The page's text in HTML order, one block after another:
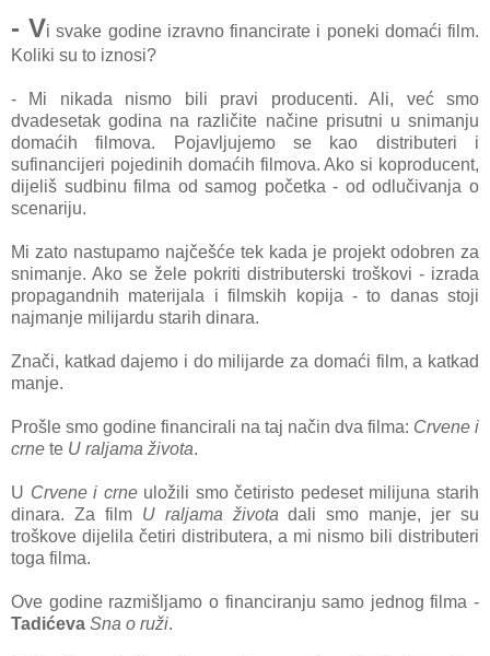
- Vi svake godine izravno financirate i poneki domaći film.
Koliki su to iznosi?
- Mi nikada nismo bili pravi producenti. Ali, već smo
dvadesetak godina na različite načine prisutni u snimanju
domaćih filmova. Pojavljujemo se kao distributeri i
sufinancijeri pojedinih domaćih filmova. Ako si koproducent,
dijeliš sudbinu filma od samog početka - od odlučivanja o
scenariju.
Mi zato nastupamo najčešće tek kada je projekt odobren za
snimanje. Ako se žele pokriti distributerski troškovi - izrada
propagandnih materijala i filmskih kopija - to danas stoji
najmanje milijardu starih dinara.
Znači, katkad dajemo i do milijarde za domaći film, a katkad
manje.
Prošle smo godine financirali na taj način dva filma: Crvene i
crne te U raljama života.
U Crvene i crneuložili smo četiristo pedeset milijuna starih
dinara. Za film U raljama životadali smo manje, jer su
troškove dijelila četiri distributera, a mi nismo bili distributeri
toga filma.
Ove godine razmišljamo o financiranju samo jednog filma -
Tadićeva Sna o ruži.